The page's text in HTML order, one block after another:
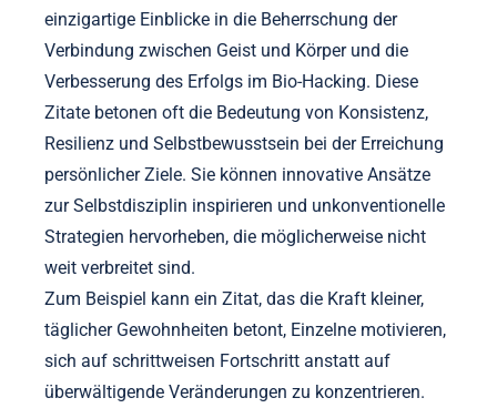
einzigartige Einblicke in die Beherrschung der
Verbindung zwischen Geist und Körper und die
Verbesserung des Erfolgs im Bio-Hacking. Diese
Zitate betonen oft die Bedeutung von Konsistenz,
Resilienz und Selbstbewusstsein bei der Erreichung
persönlicher Ziele. Sie können innovative Ansätze
zur Selbstdisziplin inspirieren und unkonventionelle
Strategien hervorheben, die möglicherweise nicht
weit verbreitet sind.
Zum Beispiel kann ein Zitat, das die Kraft kleiner,
täglicher Gewohnheiten betont, Einzelne motivieren,
sich auf schrittweisen Fortschritt anstatt auf
überwältigende Veränderungen zu konzentrieren.